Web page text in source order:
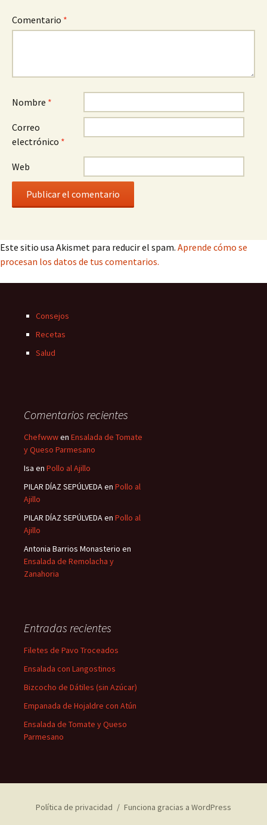
Comentario *
Nombre *
Correo
electrónico *
Web
Este sitio usa Akismet para reducir el spam. Aprende cómo se
procesan los datos de tus comentarios.
Consejos
Recetas
Salud
Comentarios recientes
Chefwwwen Ensalada de Tomate
y Queso Parmesano
Isa en Pollo al Ajillo
PILAR DÍAZ SEPÚLVEDAen Pollo al
Ajillo
PILAR DÍAZ SEPÚLVEDAen Pollo al
Ajillo
Antonia Barrios Monasterio en
Ensalada de Remolacha y
Zanahoria
Entradas recientes
Filetes de Pavo Troceados
Ensalada con Langostinos
Bizcocho de Dátiles (sin Azúcar)
Empanada de Hojaldre con Atún
Ensalada de Tomate y Queso
Parmesano
Política de privacidad Funciona gracias a WordPress